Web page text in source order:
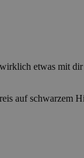
etwas mit